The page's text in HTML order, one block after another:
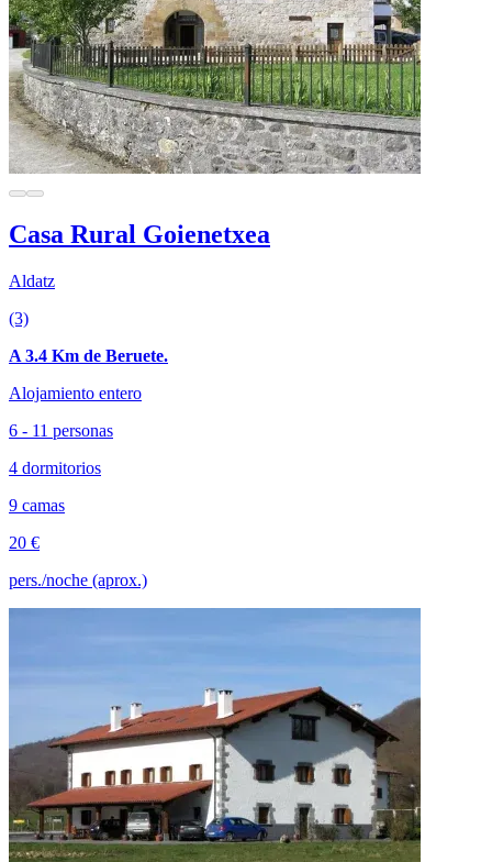
Casa Rural Goienetxea
Aldatz
(3)
A 3.4 Km de Beruete.
Alojamiento entero
6 - 11 personas
4 dormitorios
9 camas
20 €
pers./noche (aprox.)